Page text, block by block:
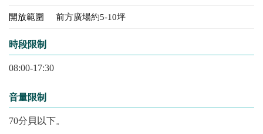
開放範圍 前方廣場約5-10坪
時段限制
08:00-17:30
音量限制
70分貝以下。